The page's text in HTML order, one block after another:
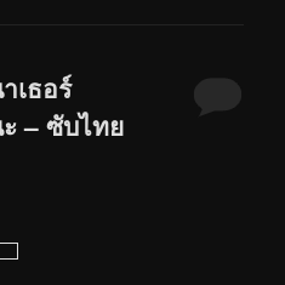
เธอร์
– ซับไทย